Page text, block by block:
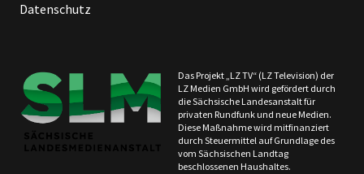
Datenschutz
Das Projekt „LZ TV“ (LZ Television) der
LZ Medien GmbH wird gefördert durch
die Sächsische Landesanstalt für
privaten Rundfunk und neue Medien.
Diese Maßnahme wird mitfinanziert
durch Steuermittel auf Grundlage des
vom Sächsischen Landtag
beschlossenen Haushaltes.